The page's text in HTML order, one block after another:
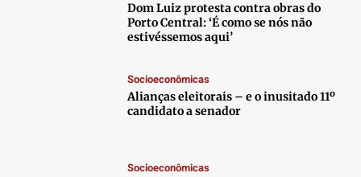
Dom Luiz protesta contra obras do
Porto Central: ‘É como se nós não
estivéssemos aqui’
Socioeconômicas
Alianças eleitorais – e o inusitado 11º
candidato a senador
Socioeconômicas